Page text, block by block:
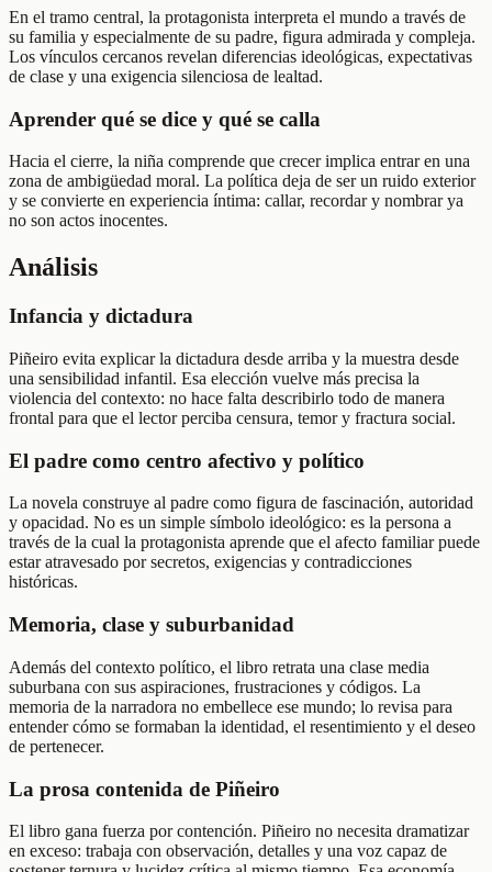
En el tramo central, la protagonista interpreta el mundo a través de
su familia y especialmente de su padre, figura admirada y compleja.
Los vínculos cercanos revelan diferencias ideológicas, expectativas
de clase y una exigencia silenciosa de lealtad.
Aprender qué se dice y qué se calla
Hacia el cierre, la niña comprende que crecer implica entrar en una
zona de ambigüedad moral. La política deja de ser un ruido exterior
y se convierte en experiencia íntima: callar, recordar y nombrar ya
no son actos inocentes.
Análisis
Infancia y dictadura
Piñeiro evita explicar la dictadura desde arriba y la muestra desde
una sensibilidad infantil. Esa elección vuelve más precisa la
violencia del contexto: no hace falta describirlo todo de manera
frontal para que el lector perciba censura, temor y fractura social.
El padre como centro afectivo y político
La novela construye al padre como figura de fascinación, autoridad
y opacidad. No es un simple símbolo ideológico: es la persona a
través de la cual la protagonista aprende que el afecto familiar puede
estar atravesado por secretos, exigencias y contradicciones
históricas.
Memoria, clase y suburbanidad
Además del contexto político, el libro retrata una clase media
suburbana con sus aspiraciones, frustraciones y códigos. La
memoria de la narradora no embellece ese mundo; lo revisa para
entender cómo se formaban la identidad, el resentimiento y el deseo
de pertenecer.
La prosa contenida de Piñeiro
El libro gana fuerza por contención. Piñeiro no necesita dramatizar
en exceso: trabaja con observación, detalles y una voz capaz de